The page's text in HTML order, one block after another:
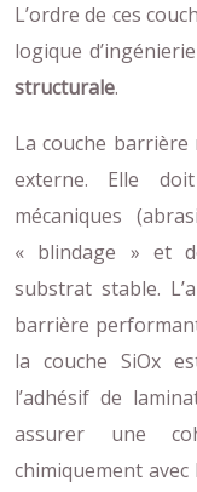
L’ordre de ces
logique
structurale.
La couche
externe. Elle
mécaniques
« blindage » et
substrat stable.
barrière
la couche SiOx
l’adhésif de
assurer une
chimiquement